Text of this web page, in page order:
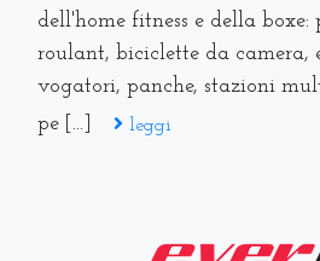
dell'home fitness e della boxe:
roulant, biciclette da camera,
vogatori, panche, stazioni
pe [...]
leggi